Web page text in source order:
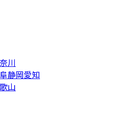
川
静岡愛知
山